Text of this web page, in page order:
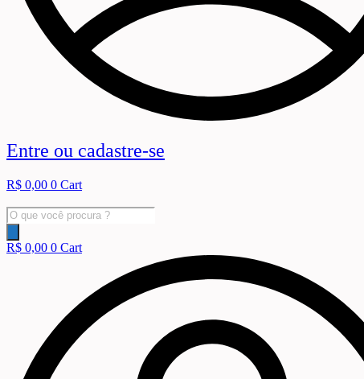
Entre ou cadastre-se
R$ 0,00 0 Cart
Pesquisar
produtos
R$ 0,00 0 Cart